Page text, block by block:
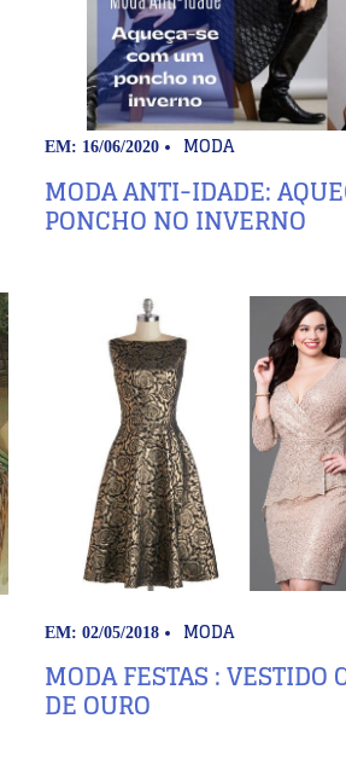
EM: 16/06/2020 MODA
MODA ANTI-IDADE:
PONCHO NO INVERNO
EM: 02/05/2018 MODA
MODA FESTAS : VESTIDO
DE OURO